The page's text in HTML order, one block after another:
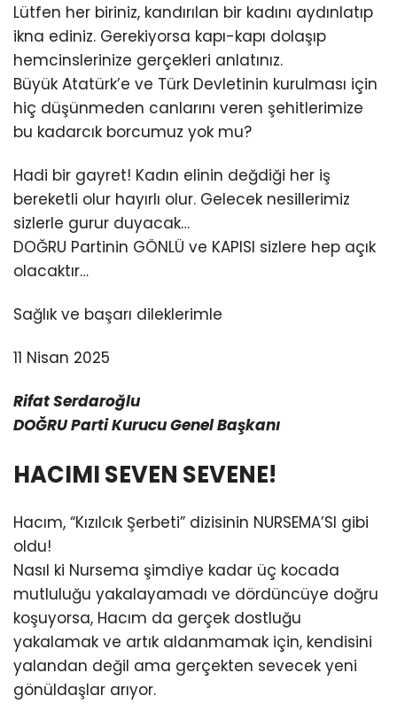
Lütfen her biriniz, kandırılan bir kadını aydınlatıp
ikna ediniz. Gerekiyorsa kapı-kapı dolaşıp
hemcinslerinize gerçekleri anlatınız.
Büyük Atatürk’e ve Türk Devletinin kurulması için
hiç düşünmeden canlarını veren şehitlerimize
bu kadarcık borcumuz yok mu?
Hadi bir gayret! Kadın elinin değdiği her iş
bereketli olur hayırlı olur. Gelecek nesillerimiz
sizlerle gurur duyacak…
DOĞRU Partinin GÖNLÜ ve KAPISI sizlere hep açık
olacaktır…
Sağlık ve başarı dileklerimle
11 Nisan 2025
Rifat Serdaroğlu
DOĞRU Parti Kurucu Genel Başkanı
HACIMI SEVEN SEVENE!
Hacım, “Kızılcık Şerbeti” dizisinin NURSEMA’SI gibi
oldu!
Nasıl ki Nursema şimdiye kadar üç kocada
mutluluğu yakalayamadı ve dördüncüye doğru
koşuyorsa, Hacım da gerçek dostluğu
yakalamak ve artık aldanmamak için, kendisini
yalandan değil ama gerçekten sevecek yeni
gönüldaşlar arıyor.